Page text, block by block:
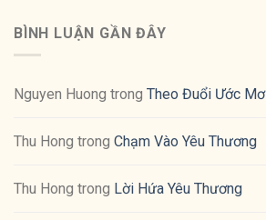
BÌNH LUẬN GẦN ĐÂY
Nguyen Huong trong Theo Đuổi Ước Mơ
Thu Hong trong Chạm Vào Yêu Thương
Thu Hong trong Lời Hứa Yêu Thương